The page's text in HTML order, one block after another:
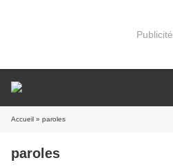
Publicité
Accueil » paroles
paroles